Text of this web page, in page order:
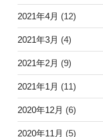
2021年4月 (12)
2021年3月 (4)
2021年2月 (9)
2021年1月 (11)
2020年12月 (6)
2020年11月 (5)